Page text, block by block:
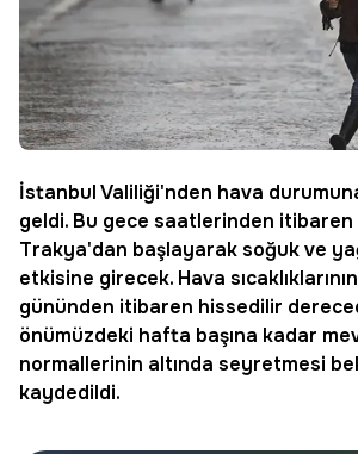
İstanbulValiliği'nden hava
geldi. Bu gece saatlerinden itibaren
Trakya'dan başlayarak soğuk ve
etkisine girecek. Hava
gününden itibaren hissedilir
önümüzdeki hafta başına kadar
normallerinin altında seyretmesi
kaydedildi.